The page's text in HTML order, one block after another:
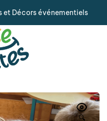
Décors événementiels
🔍